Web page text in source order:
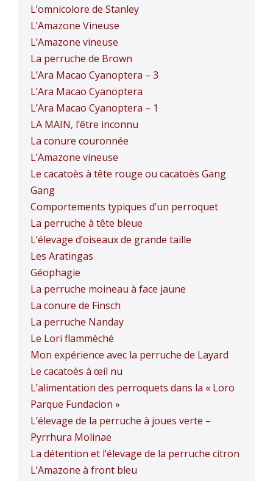
L’omnicolore de Stanley
L’Amazone Vineuse
L’Amazone vineuse
La perruche de Brown
L’Ara Macao Cyanoptera – 3
L’Ara Macao Cyanoptera
L’Ara Macao Cyanoptera – 1
LA MAIN, l’être inconnu
La conure couronnée
L’Amazone vineuse
Le cacatoès à tête rouge ou cacatoès Gang
Gang
Comportements typiques d’un perroquet
La perruche à tête bleue
L’élevage d’oiseaux de grande taille
Les Aratingas
Géophagie
La perruche moineau à face jaune
La conure de Finsch
La perruche Nanday
Le Lori flammèché
Mon expérience avec la perruche de Layard
Le cacatoès à œil nu
L’alimentation des perroquets dans la « Loro
Parque Fundacion »
L’élevage de la perruche à joues verte –
Pyrrhura Molinae
La détention et l’élevage de la perruche citron
L’Amazone à front bleu